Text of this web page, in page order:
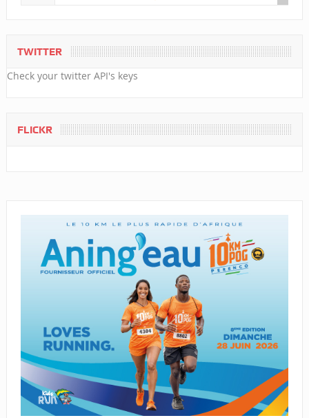
TWITTER
Check your twitter API's keys
FLICKR